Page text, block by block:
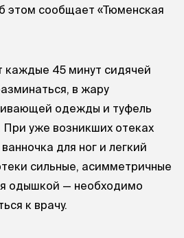
этом сообщает «Тюменская
каждые 45 минут сидячей
в жару
одежды и туфель
При уже возникших отеках
для ног и легкий
сильные, асимметричные
одышкой — необходимо
к врачу.